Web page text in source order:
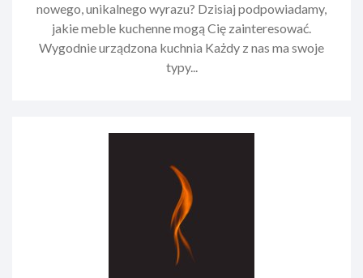
nowego, unikalnego wyrazu? Dzisiaj podpowiadamy,
jakie meble kuchenne mogą Cię zainteresować.
Wygodnie urządzona kuchnia Każdy z nas ma swoje
typy...